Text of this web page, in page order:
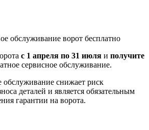
обслуживание ворот бесплатно
с 1 апреля по 31 июля и получите
сервисное обслуживание.
обслуживание снижает риск
деталей и является обязательным
гарантии на ворота.